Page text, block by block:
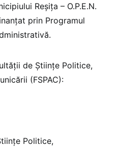
Reșița – O.P.E.N.
prin Programul
de Științe Politice,
(FSPAC):
Politice,